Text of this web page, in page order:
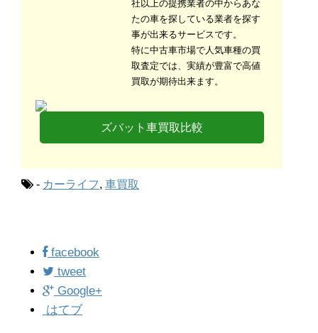
社以上の提携業者の中からあな
たの車を探している業者を探す
事が出来るサービスです。
特に中古車市場で人気車種の買
取査定では、実績が豊富で高値
買取が期待出来ます。
ズバット車買取比較
- カーライフ, 車買取
facebook
tweet
Google+
はてブ